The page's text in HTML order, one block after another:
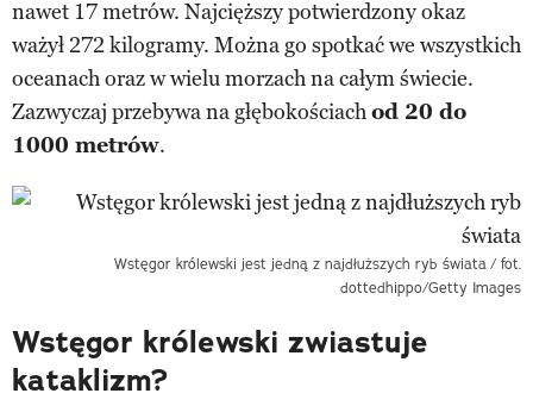
nawet 17 metrów. Najcięższy potwierdzony okaz
ważył 272 kilogramy. Można go spotkać we wszystkich
oceanach oraz w wielu morzach na całym świecie.
Zazwyczaj przebywa na głębokościachod 20 do
1000 metrów.
Wstęgor królewski jest jedną z najdłuższych ryb świata / fot.
dottedhippo/Getty Images
Wstęgor królewski zwiastuje
kataklizm?